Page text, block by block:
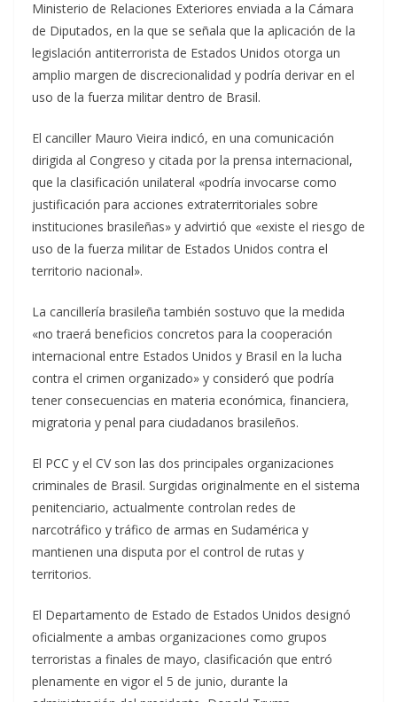
Ministerio de Relaciones Exteriores enviada a la Cámara
de Diputados, en la que se señala que la aplicación de la
legislación antiterrorista de Estados Unidos otorga un
amplio margen de discrecionalidad y podría derivar en el
uso de la fuerza militar dentro de Brasil.
El canciller Mauro Vieira indicó, en una comunicación
dirigida al Congreso y citada por la prensa internacional,
que la clasificación unilateral «podría invocarse como
justificación para acciones extraterritoriales sobre
instituciones brasileñas» y advirtió que «existe el riesgo de
uso de la fuerza militar de Estados Unidos contra el
territorio nacional».
La cancillería brasileña también sostuvo que la medida
«no traerá beneficios concretos para la cooperación
internacional entre Estados Unidos y Brasil en la lucha
contra el crimen organizado» y consideró que podría
tener consecuencias en materia económica, financiera,
migratoria y penal para ciudadanos brasileños.
El PCC y el CV son las dos principales organizaciones
criminales de Brasil. Surgidas originalmente en el sistema
penitenciario, actualmente controlan redes de
narcotráfico y tráfico de armas en Sudamérica y
mantienen una disputa por el control de rutas y
territorios.
El Departamento de Estado de Estados Unidos designó
oficialmente a ambas organizaciones como grupos
terroristas a finales de mayo, clasificación que entró
plenamente en vigor el 5 de junio, durante la